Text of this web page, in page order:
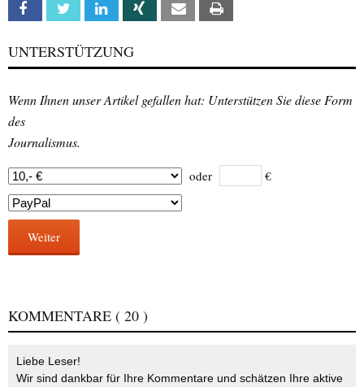
Facebook Twitter Linkedin Xing Email
UNTERSTÜTZUNG
Wenn Ihnen unser Artikel gefallen hat: Unterstützen Sie diese Form
des
Journalismus.
oder €
Weiter
KOMMENTARE ( 20 )
Liebe Leser!
Wir sind dankbar für Ihre Kommentare und schätzen Ihre aktive